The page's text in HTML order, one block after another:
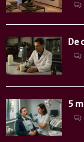
De
5